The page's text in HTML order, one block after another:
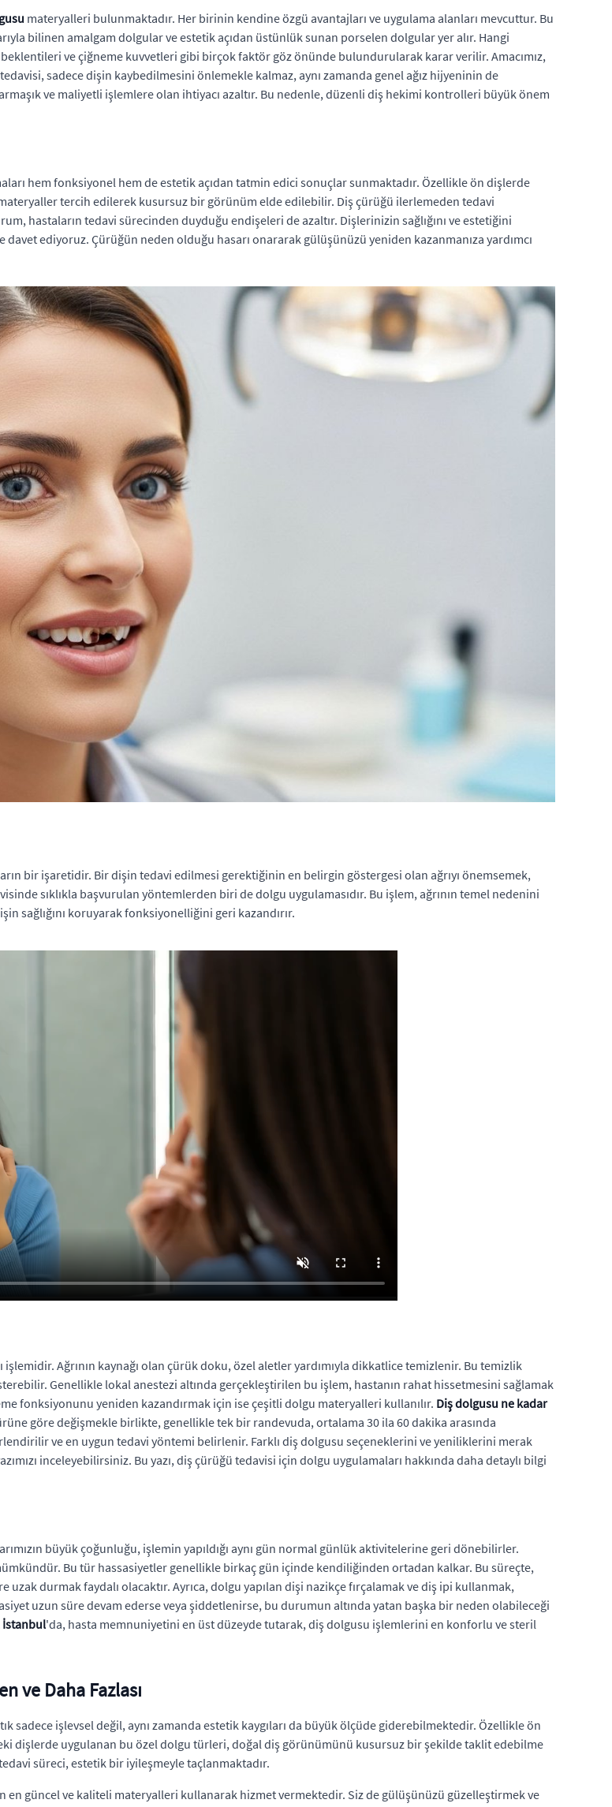
materyalleri bulunmaktadır. Her birinin kendine özgü avantajları ve uygulama alanları mevcuttur. Bu
bilinen amalgam dolgular ve estetik açıdan üstünlük sunan porselen dolgular yer alır. Hangi
ve çiğneme kuvvetleri gibi birçok faktör göz önünde bulundurularak karar verilir. Amacımız,
sadece dişin kaybedilmesini önlemekle kalmaz, aynı zamanda genel ağız hijyeninin de
ve maliyetli işlemlere olan ihtiyacı azaltır. Bu nedenle, düzenli diş hekimi kontrolleri büyük önem
hem fonksiyonel hem de estetik açıdan tatmin edici sonuçlar sunmaktadır. Özellikle ön dişlerde
tercih edilerek kusursuz bir görünüm elde edilebilir. Diş çürüğü ilerlemeden tedavi
hastaların tedavi sürecinden duyduğu endişeleri de azaltır. Dişlerinizin sağlığını ve estetiğini
ediyoruz. Çürüğün neden olduğu hasarı onararak gülüşünüzü yeniden kazanmanıza yardımcı
bir işaretidir. Bir dişin tedavi edilmesi gerektiğinin en belirgin göstergesi olan ağrıyı önemsemek,
sıklıkla başvurulan yöntemlerden biri de dolgu uygulamasıdır. Bu işlem, ağrının temel nedenini
sağlığını koruyarak fonksiyonelliğini geri kazandırır.
Ağrının kaynağı olan çürük doku, özel aletler yardımıyla dikkatlice temizlenir. Bu temizlik
Genellikle lokal anestezi altında gerçekleştirilen bu işlem, hastanın rahat hissetmesini sağlamak
fonksiyonunu yeniden kazandırmak için ise çeşitli dolgu materyalleri kullanılır. Diş dolgusu ne kadar
göre değişmekle birlikte, genellikle tek bir randevuda, ortalama 30 ila 60 dakika arasında
ve en uygun tedavi yöntemi belirlenir. Farklı diş dolgusu seçeneklerini ve yeniliklerini merak
inceleyebilirsiniz. Bu yazı, diş çürüğü tedavisi için dolgu uygulamaları hakkında daha detaylı bilgi
büyük çoğunluğu, işlemin yapıldığı aynı gün normal günlük aktivitelerine geri dönebilirler.
Bu tür hassasiyetler genellikle birkaç gün içinde kendiliğinden ortadan kalkar. Bu süreçte,
durmak faydalı olacaktır. Ayrıca, dolgu yapılan dişi nazikçe fırçalamak ve diş ipi kullanmak,
uzun süre devam ederse veya şiddetlenirse, bu durumun altında yatan başka bir neden olabileceği
İstanbul'da, hasta memnuniyetini en üst düzeyde tutarak, diş dolgusu işlemlerini en konforlu ve steril
ve Daha Fazlası
sadece işlevsel değil, aynı zamanda estetik kaygıları da büyük ölçüde giderebilmektedir. Özellikle ön
dişlerde uygulanan bu özel dolgu türleri, doğal diş görünümünü kusursuz bir şekilde taklit edebilme
süreci, estetik bir iyileşmeyle taçlanmaktadır.
en güncel ve kaliteli materyalleri kullanarak hizmet vermektedir. Siz de gülüşünüzü güzelleştirmek ve